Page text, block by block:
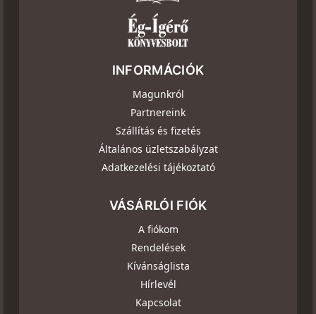
INFORMÁCIÓK
Magunkról
Partnereink
Szállítás és fizetés
Általános üzletszabályzat
Adatkezelési tájékoztató
VÁSÁRLÓI FIÓK
A fiókom
Rendelések
Kívánságlista
Hírlevél
Kapcsolat